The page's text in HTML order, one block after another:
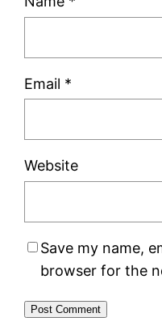
Email *
Website
Save my name,
browser for the